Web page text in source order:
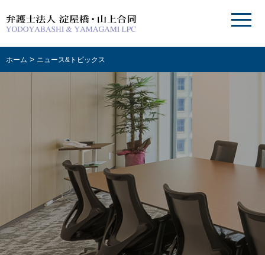
ホーム > ニュース&トピックス